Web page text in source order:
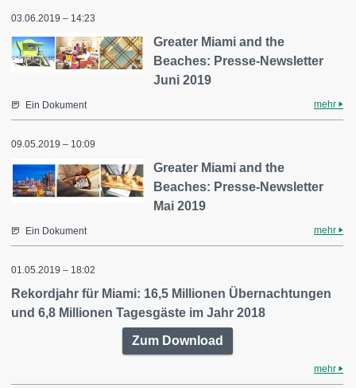
03.06.2019 – 14:23
Greater Miami and the
Beaches: Presse-Newsletter
Juni 2019
Ein Dokument mehr
09.05.2019 – 10:09
Greater Miami and the
Beaches: Presse-Newsletter
Mai 2019
Ein Dokument mehr
01.05.2019 – 18:02
Rekordjahr für Miami: 16,5 Millionen Übernachtungen
und 6,8 Millionen Tagesgäste im Jahr 2018
Zum Download
mehr